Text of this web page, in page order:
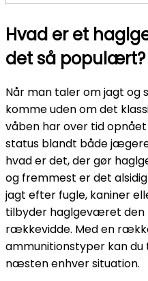
Hvad er et
det så populært?
Når man taler om jagt
komme uden om det
våben har over tid
status blandt både
hvad er det, der gør
og fremmest er det
jagt efter fugle, kaniner
tilbyder haglgeværet den
rækkevidde. Med en
ammunitionstyper kan
næsten enhver situation.